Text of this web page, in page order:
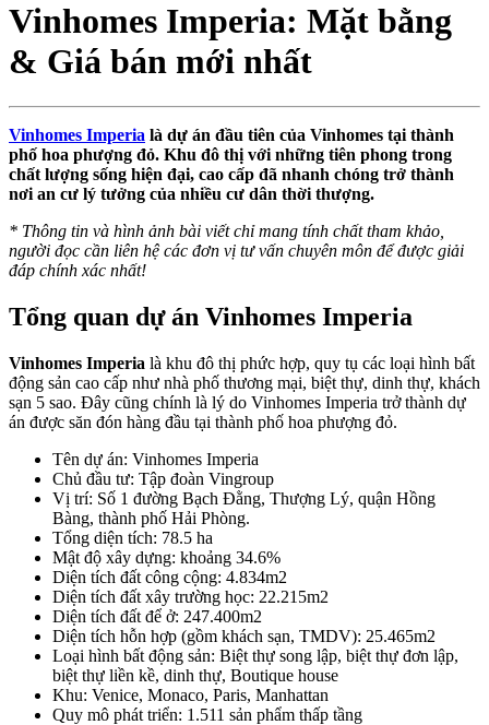
Vinhomes Imperia: Mặt bằng
& Giá bán mới nhất
Vinhomes Imperia là dự án đầu tiên của Vinhomes tại thành
phố hoa phượng đỏ. Khu đô thị với những tiên phong trong
chất lượng sống hiện đại, cao cấp đã nhanh chóng trở thành
nơi an cư lý tưởng của nhiều cư dân thời thượng.
* Thông tin và hình ảnh bài viết chỉ mang tính chất tham khảo,
người đọc cần liên hệ các đơn vị tư vấn chuyên môn để được giải
đáp chính xác nhất!
Tổng quan dự án Vinhomes Imperia
Vinhomes Imperia là khu đô thị phức hợp, quy tụ các loại hình bất
động sản cao cấp như nhà phố thương mại, biệt thự, dinh thự, khách
sạn 5 sao. Đây cũng chính là lý do Vinhomes Imperia trở thành dự
án được săn đón hàng đầu tại thành phố hoa phượng đỏ.
Tên dự án: Vinhomes Imperia
Chủ đầu tư: Tập đoàn Vingroup
Vị trí: Số 1 đường Bạch Đằng, Thượng Lý, quận Hồng
Bàng, thành phố Hải Phòng.
Tổng diện tích: 78.5 ha
Mật độ xây dựng: khoảng 34.6%
Diện tích đất công cộng: 4.834m2
Diện tích đất xây trường học: 22.215m2
Diện tích đất để ở: 247.400m2
Diện tích hỗn hợp (gồm khách sạn, TMDV): 25.465m2
Loại hình bất động sản: Biệt thự song lập, biệt thự đơn lập,
biệt thự liền kề, dinh thự, Boutique house
Khu: Venice, Monaco, Paris, Manhattan
Quy mô phát triển: 1.511 sản phẩm thấp tầng